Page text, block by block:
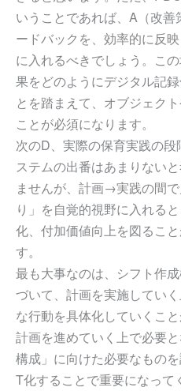
いうことであれば、A（改
ードバックを、効率的に反
に入れるべきでしょう。こ
果をどのようにデジタル記
とを踏まえて、オブジェク
ことが必須になります。
次のD、実際の保育実践の
ステムの出番はあまりない
ませんが、計画→実践の間
り」を自覚的視野に入れる
化、付加価値向上を図るこ
す。
最も大事なのは、シフト作
づいて、計画を実施してい
な行動を具体化していくこ
計画を進めていく上で必要
構成」に向けた必要なもの
T化することで重要になって